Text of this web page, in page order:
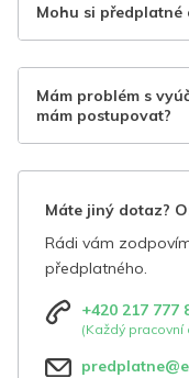
Mohu si
Mám problém s
mám postupovat?
Máte jiný dotaz?
Rádi vám
předplatného.
+420 217 777
(Každý pracovní